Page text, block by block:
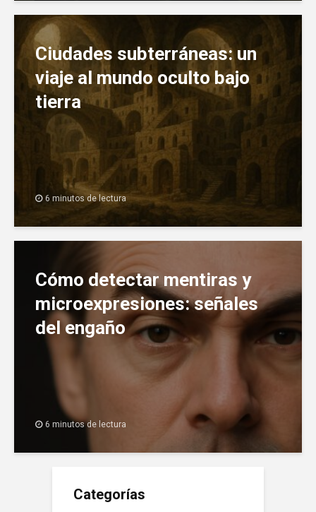
Ciudades subterráneas: un
viaje al mundo oculto bajo
tierra
6 minutos de lectura
Cómo detectar mentiras y
microexpresiones: señales
del engaño
6 minutos de lectura
Categorías